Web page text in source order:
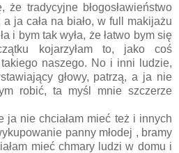
tradycyjne błogosławieństwo
ja cała na biało, w full makijażu
i bym tak wyła, że łatwo bym się
kojarzyłam to, jako coś
naszego. No i inni ludzie,
głowy, patrzą, a ja nie
robić, ta myśl mnie szczerze
ja nie chciałam mieć też i innych
panny młodej , bramy
mieć chmary ludzi w domu i